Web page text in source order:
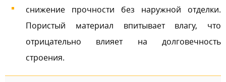
снижение прочности без наружной отделки.
Пористый материал впитывает влагу, что
отрицательно влияет на долговечность
строения.